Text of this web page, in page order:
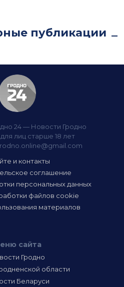
публикации
24 — Новости Гродно
лиц старше 18 лет
и контакты
соглашение
персональных данных
файлов cookie
материалов
сайта
Гродно
области
Беларуси